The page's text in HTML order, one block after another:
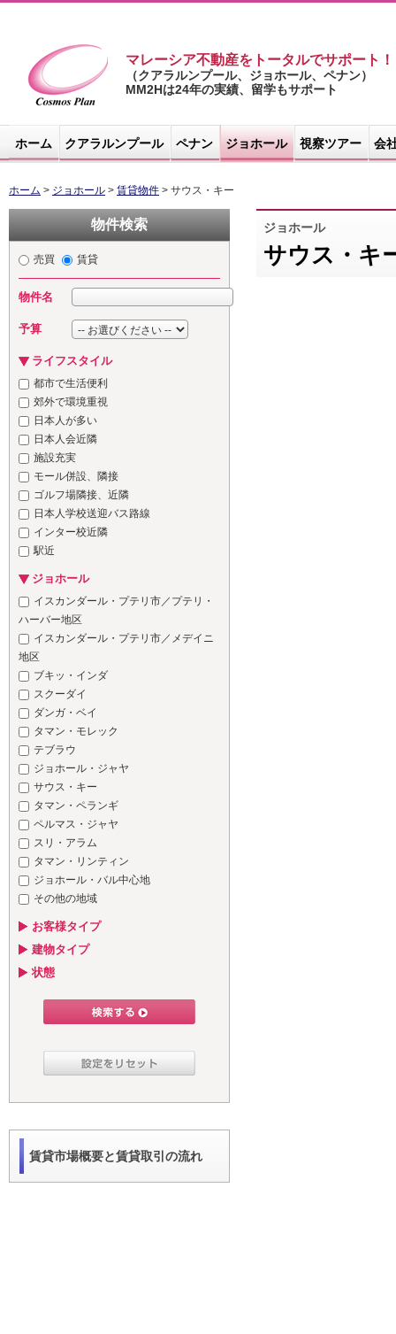
コスモスプラ
マレーシア不動産をトータルでサポート！
（クアラルンプール、ジョホール、ペナン）
MM2Hは24年の実績、留学もサポート
ホーム クアラルンプール ペナン ジョホール 視察ツアー 会
ホーム > ジョホール > 賃貸物件 > サウス・キー
物件検索
売買 賃貸
物件名
予算
ライフスタイル
都市で生活便利
郊外で環境重視
日本人が多い
日本人会近隣
施設充実
モール併設、隣接
ゴルフ場隣接、近隣
日本人学校送迎バス路線
インター校近隣
駅近
ジョホール
イスカンダール・プテリ市／プテリ・
ハーバー地区
イスカンダール・プテリ市／メデイニ
地区
ブキッ・インダ
スクーダイ
ダンガ・ベイ
タマン・モレック
テブラウ
ジョホール・ジャヤ
サウス・キー
タマン・ペランギ
ペルマス・ジャヤ
スリ・アラム
タマン・リンティン
ジョホール・バル中心地
その他の地域
お客様タイプ
建物タイプ
状態
賃貸市場概要と賃貸取引の流れ
ジョホール
サウス・キ